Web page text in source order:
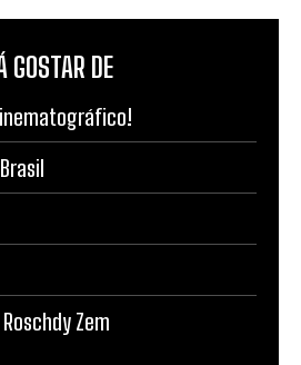
GOSTAR DE
Zem